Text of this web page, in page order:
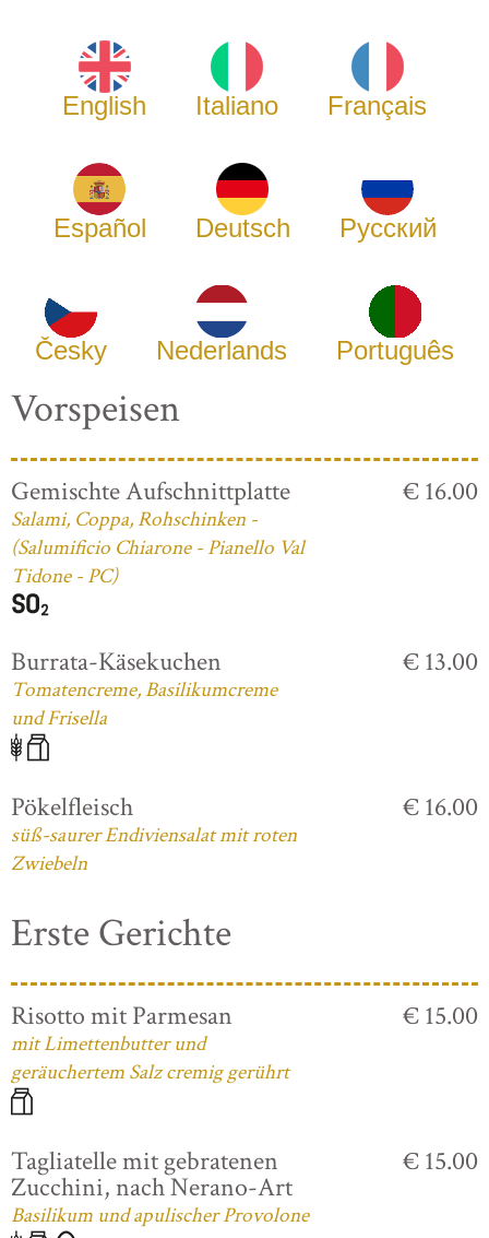
English Italiano Français
Español Deutsch Русский
Česky Nederlands Português
Vorspeisen
Gemischte Aufschnittplatte
Salami, Coppa, Rohschinken -
(Salumificio Chiarone - Pianello Val
Tidone - PC)
€ 16.00
Burrata-Käsekuchen
Tomatencreme, Basilikumcreme
und Frisella
€ 13.00
Pökelfleisch
süß-saurer Endiviensalat mit roten
Zwiebeln
€ 16.00
Erste Gerichte
Risotto mit Parmesan
mit Limettenbutter und
geräuchertem Salz cremig gerührt
€ 15.00
Tagliatelle mit gebratenen
Zucchini, nach Nerano-Art
Basilikum und apulischer Provolone
€ 15.00